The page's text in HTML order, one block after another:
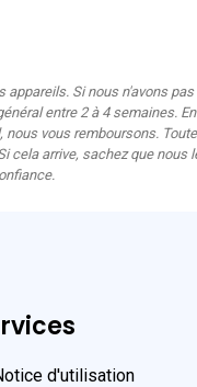
Si nous n'avons
entre 2 à 4 semaines.
vous remboursons.
cela arrive, sachez que nous
d'utilisation